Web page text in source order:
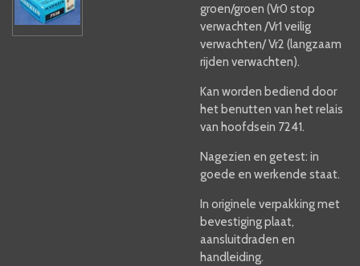
groen/groen (Vr0 stop
verwachten /Vr1 veilig
verwachten/ Vr2 (langzaam
rijden verwachten).
Kan worden bediend door
het benutten van het relais
van hoofdsein 7241.
Nagezien en getest: in
goede en werkende staat.
In originele verpakking met
bevestiging plaat,
aansluitdraden en
handleiding.